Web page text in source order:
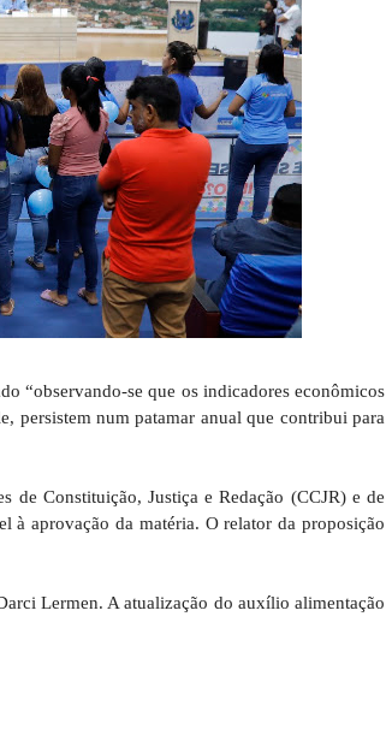
“observando-se que os indicadores econômicos
persistem num patamar anual que contribui para
de Constituição, Justiça e Redação (CCJR) e de
à aprovação da matéria. O relator da proposição
Lermen. A atualização do auxílio alimentação